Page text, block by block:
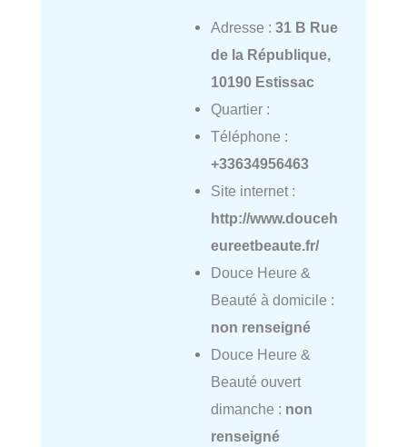
Adresse : 31 B Rue
de la République,
10190 Estissac
Quartier :
Téléphone :
+33634956463
Site internet :
http://www.douceh
eureetbeaute.fr/
Douce Heure &
Beauté à domicile :
non renseigné
Douce Heure &
Beauté ouvert
dimanche : non
renseigné